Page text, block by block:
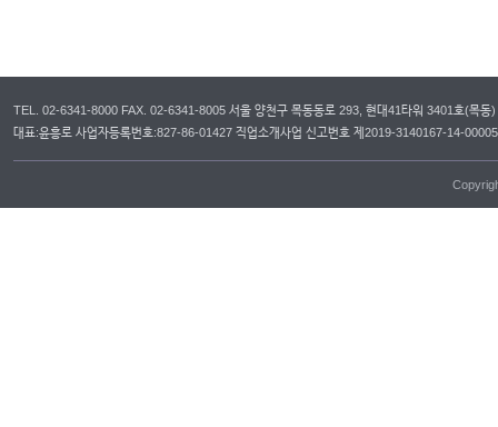
TEL. 02-6341-8000 FAX. 02-6341-8005 서울 양천구 목동동로 293, 현대41타워 3401호(목동)
대표:윤흥로 사업자등록번호:827-86-01427 직업소개사업 신고번호 제2019-3140167-14-